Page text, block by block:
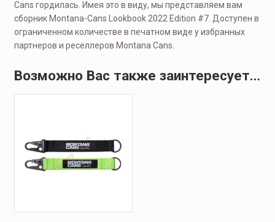
Cans гордилась. Имея это в виду, мы представляем вам
сборник Montana-Cans Lookbook 2022 Edition #7. Доступен в
ограниченном количестве в печатном виде у избранных
партнеров и реселлеров Montana Cans.
Возможно Вас также заинтересует…